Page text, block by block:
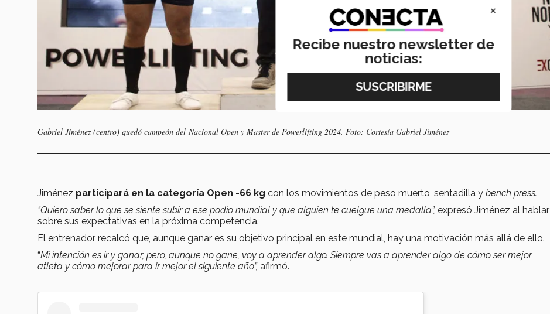
Gabriel Jiménez (centro) quedó campeón del Nacional Open y Master de Powerlifting 2024. Foto: Cortesía Gabriel Jiménez
Jiménez participará en la categoría Open -66 kg con los movimientos de peso muerto, sentadilla y bench press.
“Quiero saber lo que se siente subir a ese podio mundial y que alguien te cuelgue una medalla”, expresó Jiménez al hablar
sobre sus expectativas en la próxima competencia.
El entrenador recalcó que, aunque ganar es su objetivo principal en este mundial, hay una motivación más allá de ello.
“Mi intención es ir y ganar, pero, aunque no gane, voy a aprender algo. Siempre vas a aprender algo de cómo ser mejor
atleta y cómo mejorar para ir mejor el siguiente año”, afirmó.
×
Recibe nuestro newsletter de
noticias: